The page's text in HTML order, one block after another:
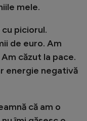
mele.
cu piciorul.
de euro. Am
căzut la pace.
energie negativă
că am o